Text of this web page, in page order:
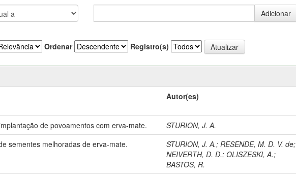
Ordenar Registro(s)
Autor(es)
de povoamentos com erva-mate.
STURION, J. A.
sementes melhoradas de erva-mate. STURION, J. A.; RESENDE, M. D. V. de;
NEIVERTH, D. D.;OLISZESKI, A.;
BASTOS, R.